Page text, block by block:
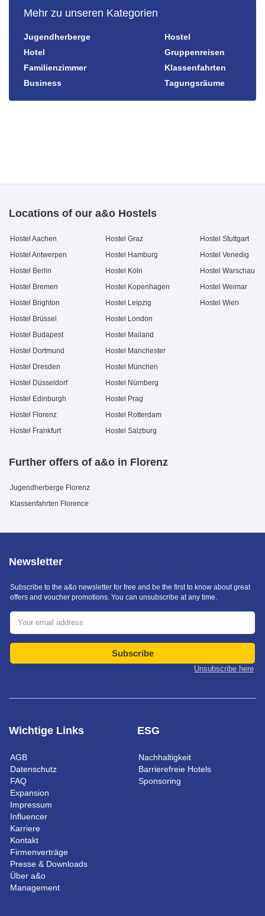
Mehr zu unseren Kategorien
Jugendherberge
Hostel
Hotel
Gruppenreisen
Familienzimmer
Klassenfahrten
Business
Tagungsräume
Locations of our a&o Hostels
Hostel Aachen
Hostel Antwerpen
Hostel Berlin
Hostel Bremen
Hostel Brighton
Hostel Brüssel
Hostel Budapest
Hostel Dortmund
Hostel Dresden
Hostel Düsseldorf
Hostel Edinburgh
Hostel Florenz
Hostel Frankfurt
Hostel Graz
Hostel Hamburg
Hostel Köln
Hostel Kopenhagen
Hostel Leipzig
Hostel London
Hostel Mailand
Hostel Manchester
Hostel München
Hostel Nürnberg
Hostel Prag
Hostel Rotterdam
Hostel Salzburg
Hostel Stuttgart
Hostel Venedig
Hostel Warschau
Hostel Weimar
Hostel Wien
Further offers of a&o in Florenz
Jugendherberge Florenz
Klassenfahrten Florence
Wichtige Links
AGB
Datenschutz
FAQ
Expansion
Impressum
Influencer
Karriere
Kontakt
Firmenverträge
Presse & Downloads
Über a&o
Management
ESG
Nachhaltigkeit
Barrierefreie Hotels
Sponsoring
Newsletter
Subscribe to the a&o newsletter for free and be the first to know about great
offers and voucher promotions. You can unsubscribe at any time.
Subscribe
Unsubscribe here